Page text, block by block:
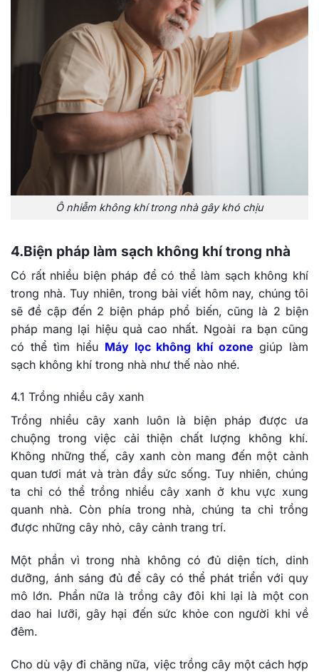
Ô nhiễm không khí trong nhà gây khó chịu
4.Biện pháp làm sạch không khí trong nhà
Có rất nhiều biện pháp để có thể làm sạch không khí
trong nhà. Tuy nhiên, trong bài viết hôm nay, chúng tôi
sẽ đề cập đến 2 biện pháp phổ biến, cũng là 2 biện
pháp mang lại hiệu quả cao nhất. Ngoài ra bạn cũng
có thể tìm hiểu Máy lọc không khí ozonegiúp làm
sạch không khí trong nhà như thế nào nhé.
4.1 Trồng nhiều cây xanh
Trồng nhiều cây xanh luôn là biện pháp được ưa
chuộng trong việc cải thiện chất lượng không khí.
Không những thế, cây xanh còn mang đến một cảnh
quan tươi mát và tràn đầy sức sống. Tuy nhiên, chúng
ta chỉ có thể trồng nhiều cây xanh ở khu vực xung
quanh nhà. Còn phía trong nhà, chúng ta chỉ trồng
được những cây nhỏ, cây cảnh trang trí.
Một phần vì trong nhà không có đủ diện tích, dinh
dưỡng, ánh sáng đủ để cây có thể phát triển với quy
mô lớn. Phần nữa là trồng cây đôi khi lại là một con
dao hai lưỡi, gây hại đến sức khỏe con người khi về
đêm.
Cho dù vậy đi chăng nữa, việc trồng cây một cách hợp